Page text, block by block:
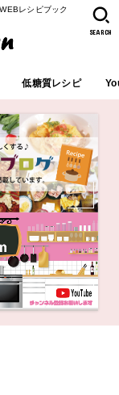
レシピブック
低糖質レシピ
SEARCH